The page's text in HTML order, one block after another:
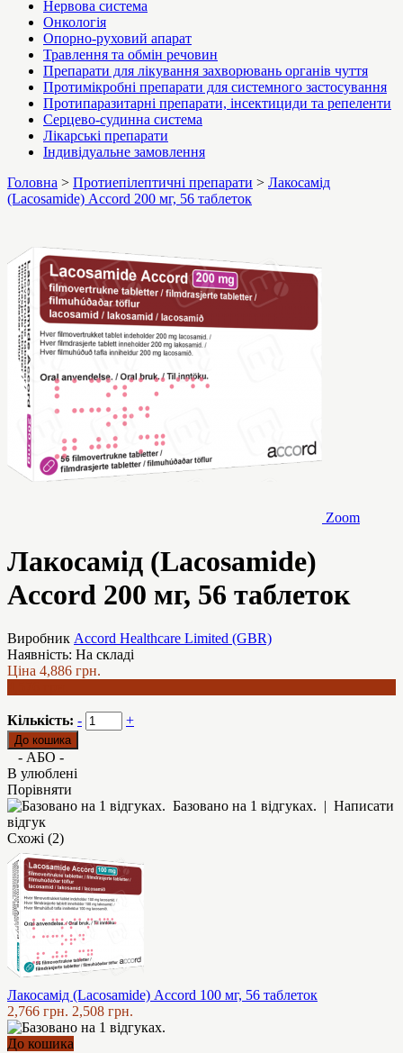
Нервова система
Онкологія
Опорно-руховий апарат
Травлення та обмін речовин
Препарати для лікування захворювань органів чуття
Протимікробні препарати для системного застосування
Протипаразитарні препарати, інсектициди та репеленти
Серцево-судинна система
Лікарські препарати
Індивідуальне замовлення
Головна > Протиепілептичні препарати > Лакосамід
(Lacosamide) Accord 200 мг, 56 таблеток
Zoom
Лакосамід (Lacosamide)
Accord 200 мг, 56 таблеток
Виробник Accord Healthcare Limited (GBR)
Наявність: На складі
Ціна 4,886 грн.
Кількість: - +
- АБО -
В улюблені
Порівняти
Базовано на 1 відгуках. | Написати
відгук
Схожі (2)
Лакосамід (Lacosamide) Accord 100 мг, 56 таблеток
2,766 грн. 2,508 грн.
До кошика